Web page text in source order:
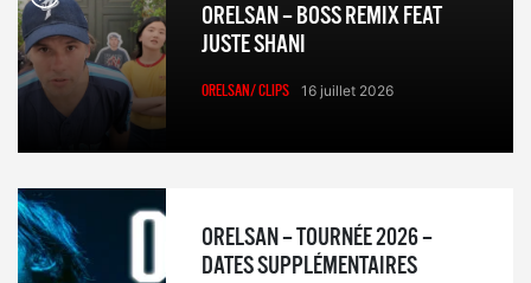
ORELSAN – BOSS REMIX FEAT
JUSTE SHANI
ORELSAN/ CLIPS 16 juillet 2026
ORELSAN – TOURNÉE 2026 –
DATES SUPPLÉMENTAIRES